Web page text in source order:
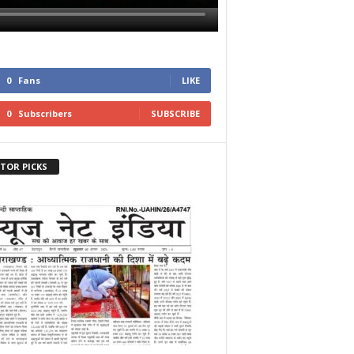
0 Fans LIKE
0 Subscribers SUBSCRIBE
PICKS